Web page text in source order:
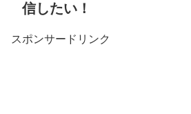
信したい！
スポンサードリンク